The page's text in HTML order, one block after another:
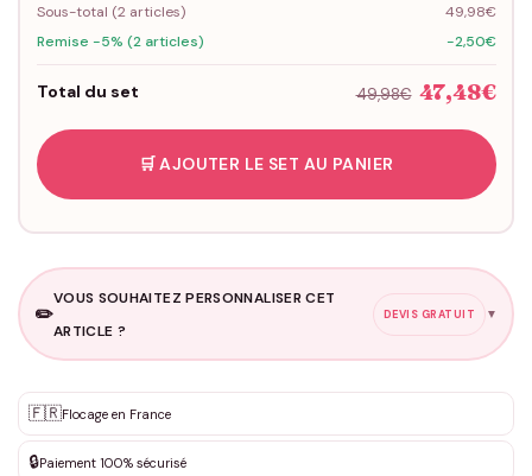
Sous-total (2articles)
49,98€
Remise -5% (2 articles)
-2,50€
Total du set 49,98€ 47,48€
🛒 AJOUTER LE SET AU PANIER
✏️
VOUS SOUHAITEZ PERSONNALISER CET
ARTICLE ?
DEVIS GRATUIT ▼
✨ Personnalisation sur mesure
DEVIS GRATUIT · Personnalisation de 3 à 10€ selon la demande
🇫🇷Flocage en France
🔒Paiement 100% sécurisé